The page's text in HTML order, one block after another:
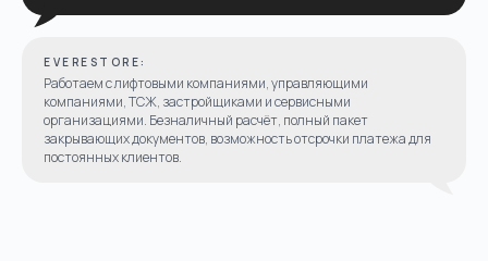
EVERESTORE:
Работаем с лифтовыми компаниями, управляющими
компаниями, ТСЖ, застройщиками и сервисными
организациями. Безналичный расчёт, полный пакет
закрывающих документов, возможность отсрочки платежа для
постоянных клиентов.